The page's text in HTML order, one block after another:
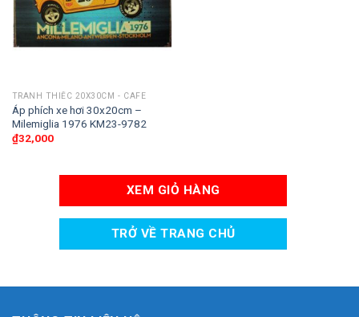
TRANH THIẾC 20X30CM - CAFE
Áp phích xe hơi 30x20cm –
Milemiglia 1976 KM23-9782
₫32,000
XEM GIỎ HÀNG
TRỞ VỀ TRANG CHỦ